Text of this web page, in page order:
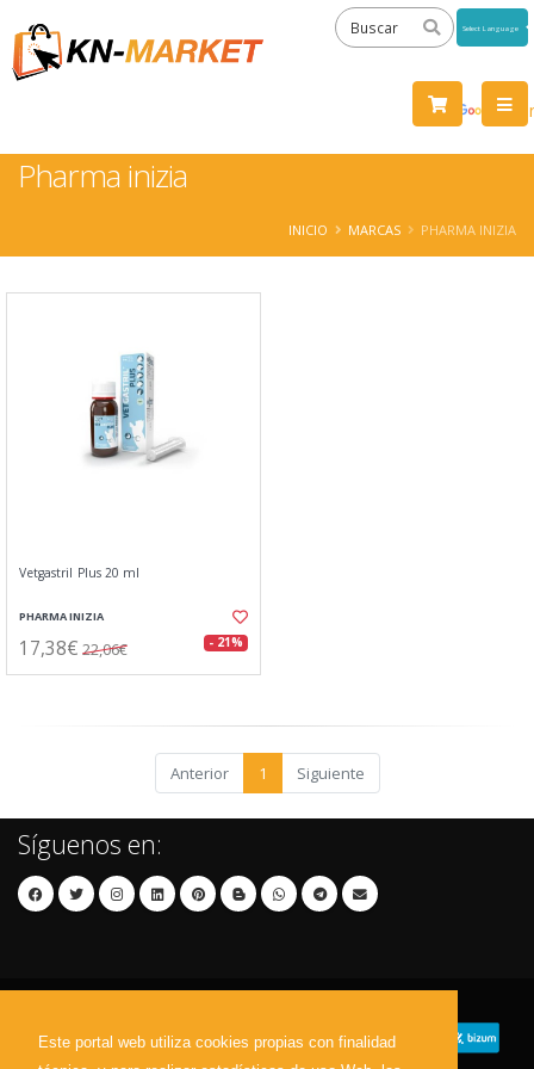
Este portal web utiliza cookies propias con finalidad
by
Pharma inizia
INICIO MARCAS PHARMA INIZIA
Vetgastril Plus 20 ml
PHARMA INIZIA
17,38€ 22,06€ - 21%
Anterior 1 Siguiente
Síguenos en: